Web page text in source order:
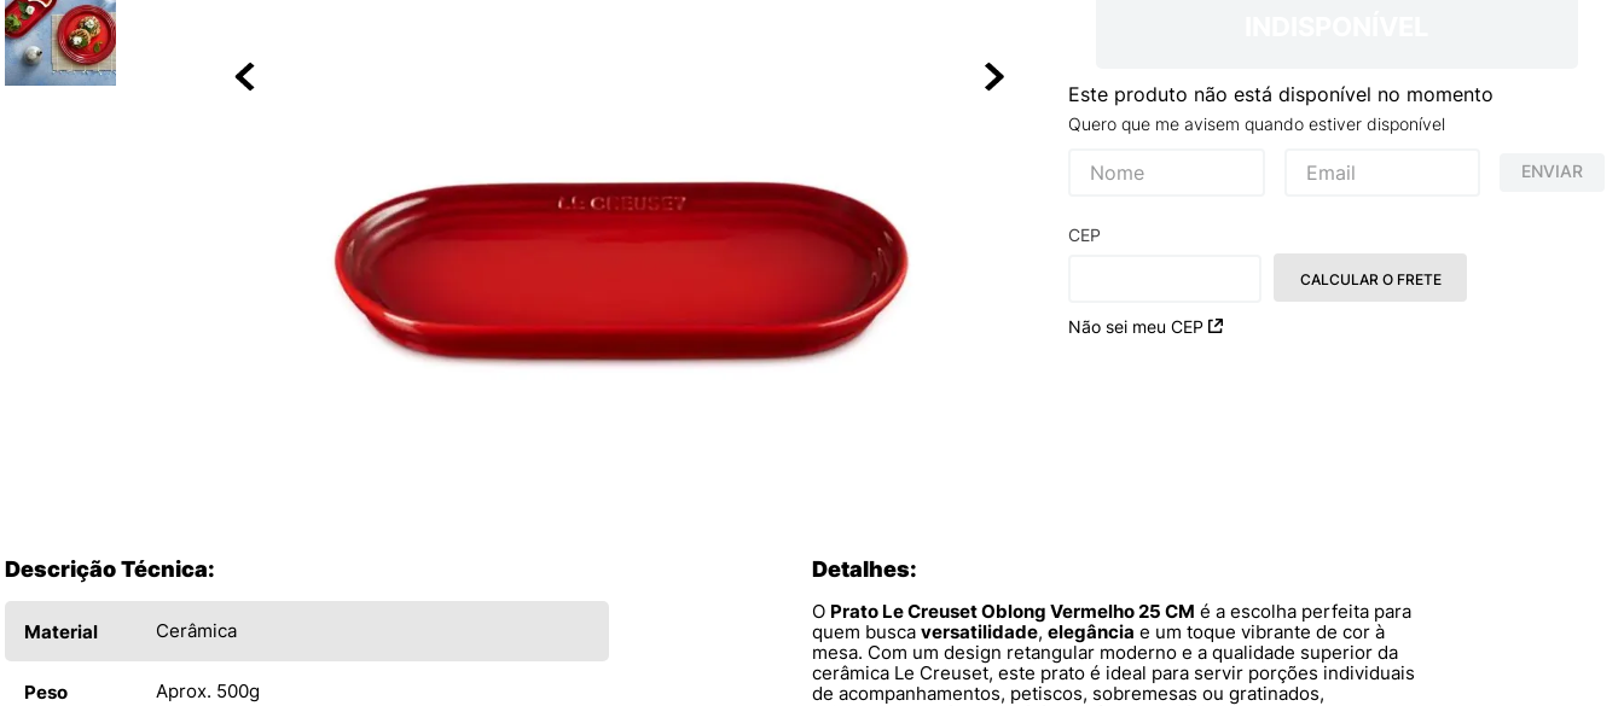
Este produto não está disponível no momento
Quero que me avisem quando estiver disponível
ENVIAR
CEP
Não sei meu CEP
CALCULAR O FRETE
Descrição Técnica:
Material Cerâmica
Peso Aprox. 500g
Detalhes:
O Prato Le Creuset Oblong Vermelho 25 CM é a escolha perfeita para
quem busca versatilidade, elegância e um toque vibrante de cor à
mesa. Com um design retangular moderno e a qualidade superior da
cerâmica Le Creuset, este prato é ideal para servir porções individuais
de acompanhamentos, petiscos, sobremesas ou gratinados,